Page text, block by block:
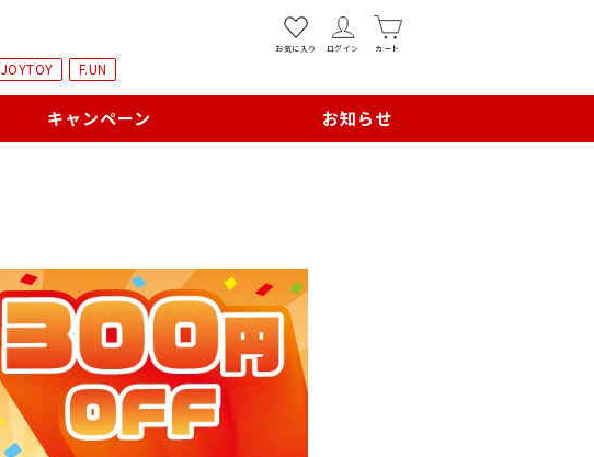
JOYTOY F.UN
お気に入り ログイン カート
キャンペーン お知らせ